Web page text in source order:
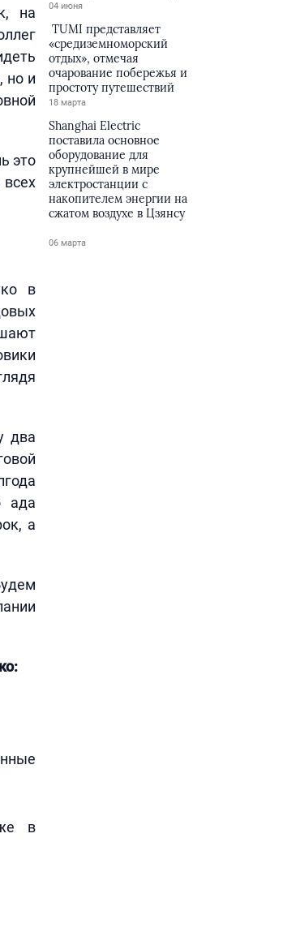
на
но и
это
в
два
ада
а
в
04 июня
TUMI представляет
«средиземноморский
отдых», отмечая
очарование побережья и
простоту путешествий
18 марта
Shanghai Electric
поставила основное
оборудование для
крупнейшей в мире
электростанции с
накопителем энергии на
сжатом воздухе в Цзянсу
06 марта